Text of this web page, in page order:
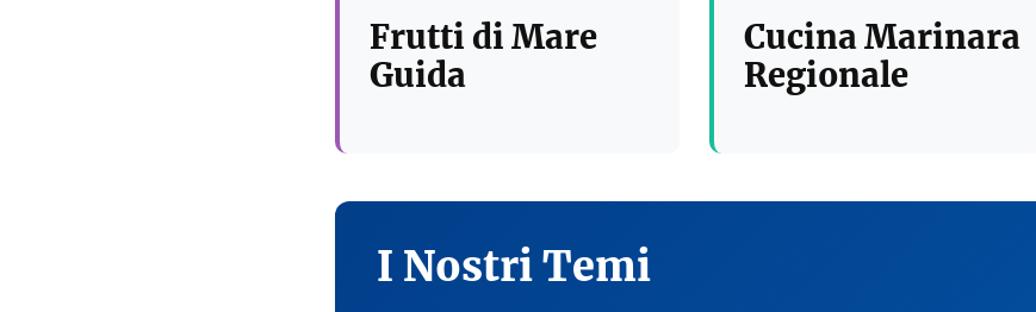
Frutti di Mare
Guida
Cucina Marinara
Regionale
I Nostri Temi